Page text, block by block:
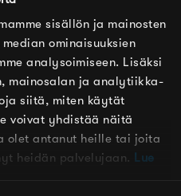
sisällön ja mainosten
ominaisuuksien
analysoimiseen. Lisäksi
mainosalan ja analytiikka-
siitä, miten käytät
voivat yhdistää näitä
olet antanut heille tai joita
heidän palvelujaan. Lue
ihmeaine, joka
lämpöä jopa
kevyt ja sileä
merinovilla on aina
eli
on luonnostaan
ole välttämätöntä
jälkeen, vaan nurinpäin